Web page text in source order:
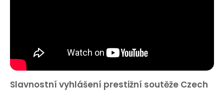
Slavnostní vyhlášení prestižní soutěže Czech